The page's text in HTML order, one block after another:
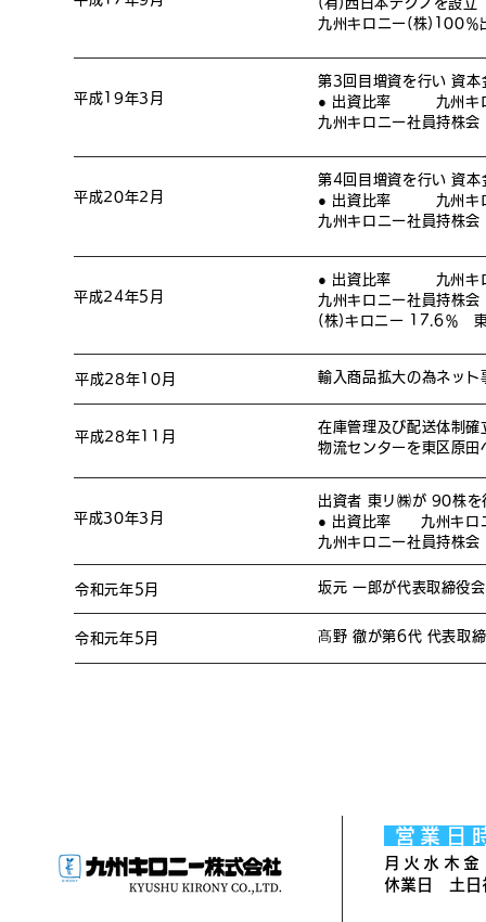
九州キロニー(株)100
平成19年3月
第3回目増資を行い 資
● 出資比率 九州キロ
九州キロニー社員持
平成20年2月
第4回目増資を行い 資
● 出資比率 九州キロ
九州キロニー社員持
平成24年5月
● 出資比率 九州キロ
九州キロニー社員持株
(株)キロニー 17.6％
平成28年10月 輸入商品拡大の為ネット
平成28年11月
在庫管理及び配送体制確
物流センターを東区原田
平成30年3月
出資者 東リ㈱が 90株
● 出資比率 九州キロ
九州キロニー社員持
令和元年5月 坂元 一郎が代表取締役
令和元年5月 髙野 徹が第6代 代表取
営業日
月火水
休業日 土日